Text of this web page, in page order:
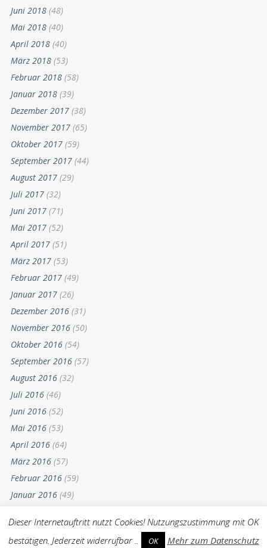
Juni 2018 (48)
Mai 2018 (40)
April 2018 (40)
März 2018 (53)
Februar 2018 (58)
Januar 2018 (39)
Dezember 2017 (38)
November 2017 (65)
Oktober 2017 (59)
September 2017 (44)
August 2017 (29)
Juli 2017 (32)
Juni 2017 (71)
Mai 2017 (52)
April 2017 (51)
März 2017 (53)
Februar 2017 (49)
Januar 2017 (26)
Dezember 2016 (31)
November 2016 (50)
Oktober 2016 (54)
September 2016 (57)
August 2016 (32)
Juli 2016 (46)
Juni 2016 (52)
Mai 2016 (53)
April 2016 (64)
März 2016 (57)
Februar 2016 (59)
Januar 2016 (49)
November 2015(55)
Oktober 2015(54)
Dieser Internetauftritt nutzt Cookies! Nutzungszustimmung mit OK
bestätigen. Jederzeit widerrufbar ..
OK Mehr zum Datenschutz